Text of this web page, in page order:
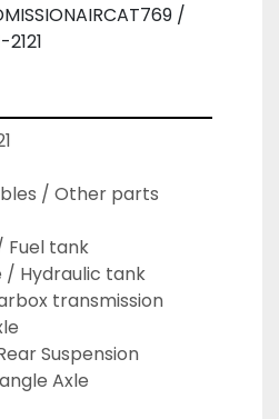
/
2121
/ Other parts
Fuel tank
/ Hydraulic tank
transmission
Suspension
Axle